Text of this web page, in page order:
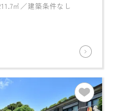
㎡／建築条件なし